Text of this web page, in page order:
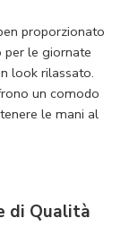
proporzionato
le giornate
look rilassato.
un comodo
le mani al
di Qualità